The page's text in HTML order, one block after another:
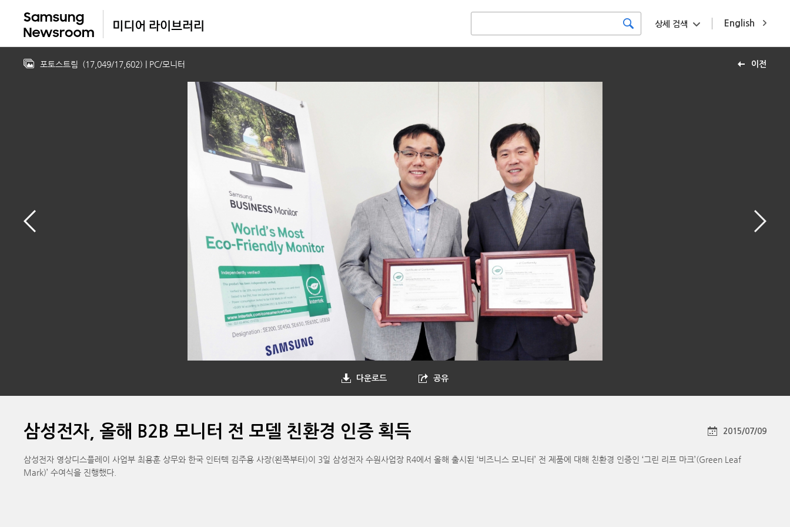
English
상세 검색
이전
포토스트림 (17,049/17,602) | PC/모니터
다운로드 공유
삼성전자, 올해 B2B 모니터 전 모델 친환경 인증 획득 2015/07/09
삼성전자 영상디스플레이 사업부 최용훈 상무와 한국 인터텍 김주용 사장(왼쪽부터)이 3일 삼성전자 수원사업장 R4에서 올해 출시된 ‘비즈니스 모니터’ 전 제품에 대해 친환경 인증인 ‘그린 리프 마크’(Green Leaf
Mark)’ 수여식을 진행했다.